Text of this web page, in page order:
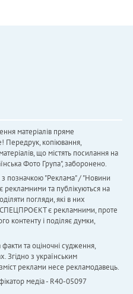
матеріалів пряме
Передрук, копіювання,
що містять посилання на
Фото Група", заборонено.
з позначкою "Реклама" / "Новини
рекламними та публікуються на
погляди, які в них
СПЕЦПРОЄКТ є рекламними, проте
контенту і поділяє думки,
факти та оціночні судження,
Згідно з українським
реклами несе рекламодавець.
медіа - R40-05097